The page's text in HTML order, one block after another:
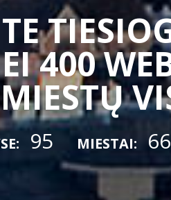
400
95 MIESTAI: